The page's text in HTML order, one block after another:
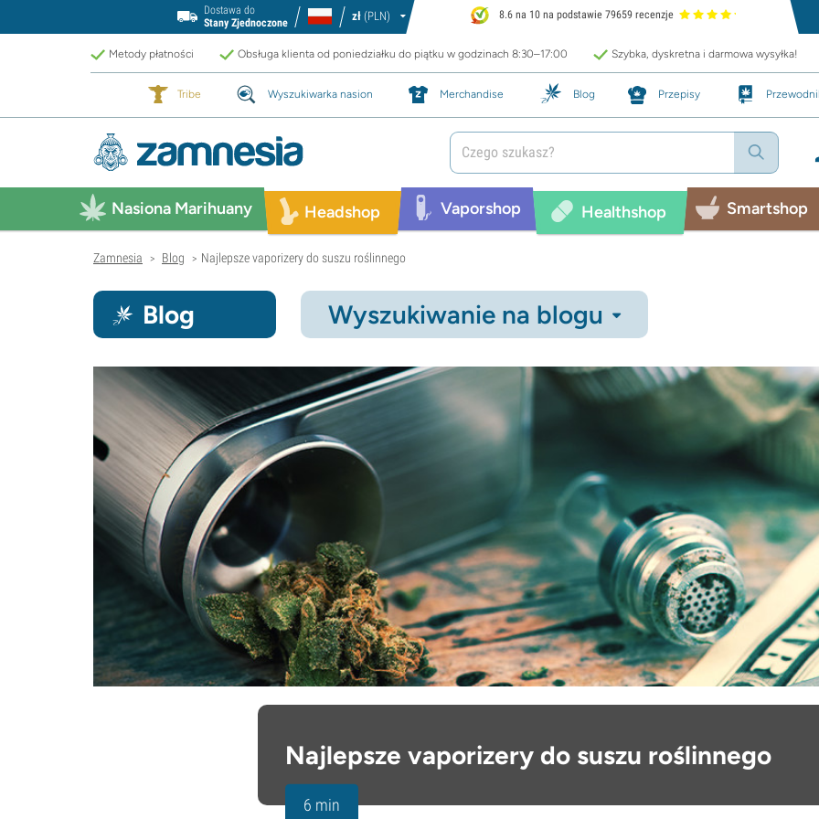
Dostawa do
Stany Zjednoczone
zł (PLN) 8.6 na 10 na podstawie 79659 recenzje
Metody płatności Obsługa klienta od poniedziałku do piątku w godzinach 8:30–17:00 Szybka, dyskretna i darmowa wysyłka!
Tribe Wyszukiwarka nasion Merchandise Blog Przepisy
Nasiona Marihuany Headshop Vaporshop Healthshop Smartshop
Zamnesia > Blog > Najlepsze vaporizery do suszu roślinnego
Blog Wyszukiwanie na blogu
Najlepsze vaporizery do suszu roślinnego
6 min